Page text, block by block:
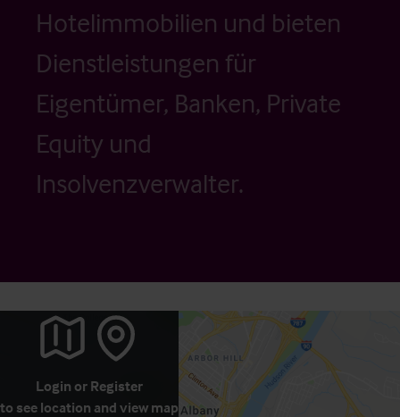
Hotelimmobilien und bieten
Dienstleistungen für
Eigentümer, Banken, Private
Equity und
Insolvenzverwalter.
Login or Register
to see location and view map